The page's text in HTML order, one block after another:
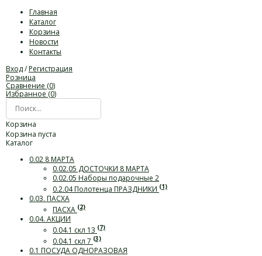
Главная
Каталог
Корзина
Новости
Контакты
Вход/Регистрация
Розница
Сравнение (0)
Избранное (0)
Корзина
Корзина пуста
Каталог
0.02 8 МАРТА
0.02.05 ДОСТОЧКИ 8 МАРТА
0.02.05 Наборы подарочные 2
0.2.04 Полотенца ПРАЗДНИКИ (1)
0.03. ПАСХА
ПАСХА (2)
0.04. АКЦИИ
0.04.1 скл 13 (7)
0.04.1 скл 7 (3)
0.1 ПОСУДА ОДНОРАЗОВАЯ